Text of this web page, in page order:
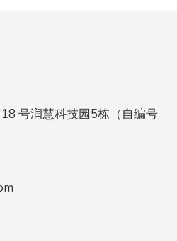
号润慧科技园5栋（自编号